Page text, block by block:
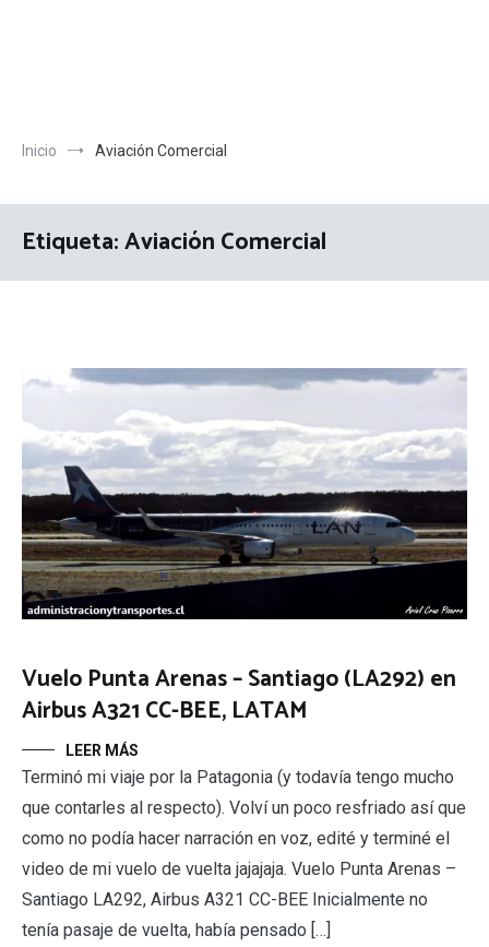
Inicio Aviación Comercial
Etiqueta:Aviación Comercial
Vuelo Punta Arenas – Santiago (LA292) en
Airbus A321 CC-BEE, LATAM
LEER MÁS
Terminó mi viaje por la Patagonia (y todavía tengo mucho
que contarles al respecto). Volví un poco resfriado así que
como no podía hacer narración en voz, edité y terminé el
video de mi vuelo de vuelta jajajaja. Vuelo Punta Arenas –
Santiago LA292, Airbus A321 CC-BEE Inicialmente no
tenía pasaje de vuelta, había pensado […]